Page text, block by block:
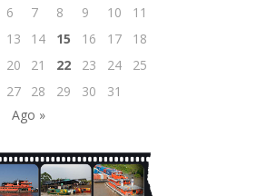
6 7 8 9 10
11
13 14 15 16 17
18
20 21 22 23 24
25
27 28 29 30
31
Ago »